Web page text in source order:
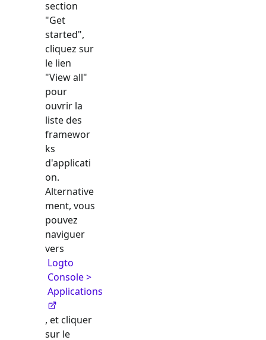
section
"Get
started",
cliquez sur
le lien
"View all"
pour
ouvrir la
liste des
framewor
ks
d'applicati
on.
Alternative
ment, vous
pouvez
naviguer
vers
Logto
Console >
Applications
, et cliquer
sur le